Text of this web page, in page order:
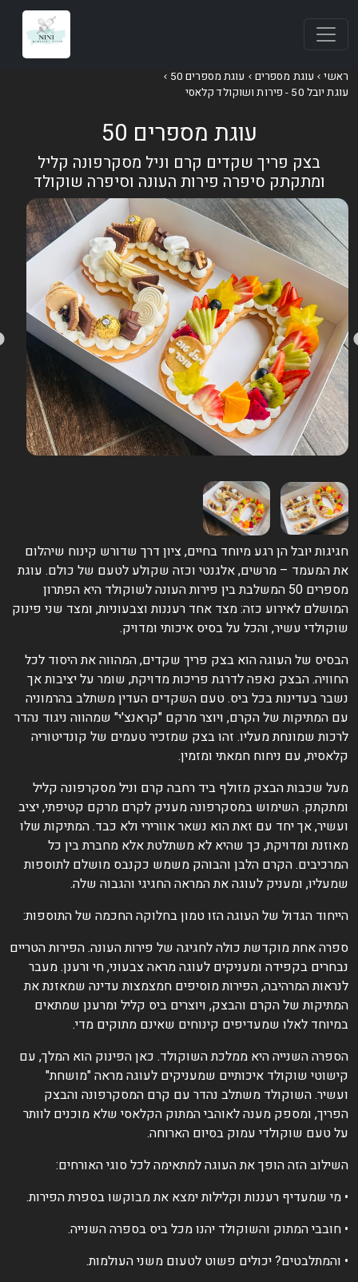
ראשי עוגת מספרים
עוגת מספרים 50
עוגת יובל 50 - פירות ושוקולד קלאסי
עוגת מספרים 50
בצק פריך שקדים קרם וניל מסקרפונה קליל
ומתקתק סיפרה פירות העונה וסיפרה שוקולד
חגיגות יובל הן רגע מיוחד בחיים, ציון דרך שדורש קינוח שיהלום
את המעמד – מרשים, אלגנטי וכזה שקולע לטעם של כולם. עוגת
מספרים 50 המשלבת בין פירות העונה לשוקולד היא הפתרון
המושלם לאירוע כזה: מצד אחד רעננות וצבעוניות, ומצד שני פינוק
שוקולדי עשיר, והכל על בסיס איכותי ומדויק.
הבסיס של העוגה הוא בצק פריך שקדים, המהווה את היסוד לכל
החוויה. הבצק נאפה לדרגת פריכות מדויקת, שומר על יציבות אך
נשבר בעדינות בכל ביס. טעם השקדים העדין משתלב בהרמוניה
עם המתיקות של הקרם, ויוצר מרקם "קראנצ'י" שמהווה ניגוד נהדר
לרכות שמונחת מעליו. זהו בצק שמזכיר טעמים של קונדיטוריה
קלאסית, עם ניחוח חמאתי ומזמין.
מעל שכבות הבצק מזולף ביד רחבה קרם וניל מסקרפונה קליל
ומתקתק. השימוש במסקרפונה מעניק לקרם מרקם קטיפתי, יציב
ועשיר, אך יחד עם זאת הוא נשאר אוורירי ולא כבד. המתיקות שלו
מאוזנת ומדויקת, כך שהיא לא משתלטת אלא מחברת בין כל
המרכיבים. הקרם הלבן והבוהק משמש כקנבס מושלם לתוספות
שמעליו, ומעניק לעוגה את המראה החגיגי והגבוה שלה.
הייחוד הגדול של העוגה הזו טמון בחלוקה החכמה של התוספות:
ספרה אחת מוקדשת כולה לחגיגה של פירות העונה. הפירות הטריים
נבחרים בקפידה ומעניקים לעוגה מראה צבעוני, חי ורענן. מעבר
לנראות המרהיבה, הפירות מוסיפים חמצמצות עדינה שמאזנת את
המתיקות של הקרם והבצק, ויוצרים ביס קליל ומרענן שמתאים
במיוחד לאלו שמעדיפים קינוחים שאינם מתוקים מדי.
הספרה השנייה היא ממלכת השוקולד. כאן הפינוק הוא המלך, עם
קישוטי שוקולד איכותיים שמעניקים לעוגה מראה "מושחת"
ועשיר. השוקולד משתלב נהדר עם קרם המסקרפונה והבצק
הפריך, ומספק מענה לאוהבי המתוק הקלאסי שלא מוכנים לוותר
על טעם שוקולדי עמוק בסיום הארוחה.
השילוב הזה הופך את העוגה למתאימה לכל סוגי האורחים:
• מי שמעדיף רעננות וקלילות ימצא את מבוקשו בספרת הפירות.
• חובבי המתוק והשוקולד יהנו מכל ביס בספרה השנייה.
• והמתלבטים? יכולים פשוט לטעום משני העולמות.